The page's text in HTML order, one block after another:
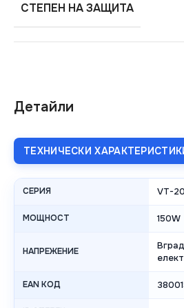
Детайли
ТЕХНИЧЕСКИ
СЕРИЯ VT-
МОЩНОСТ 150W
НАПРЕЖЕНИЕ
EAN КОД
СТЕПЕН НА ЗАЩИТА